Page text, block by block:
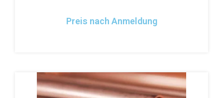
Preis nach Anmeldung